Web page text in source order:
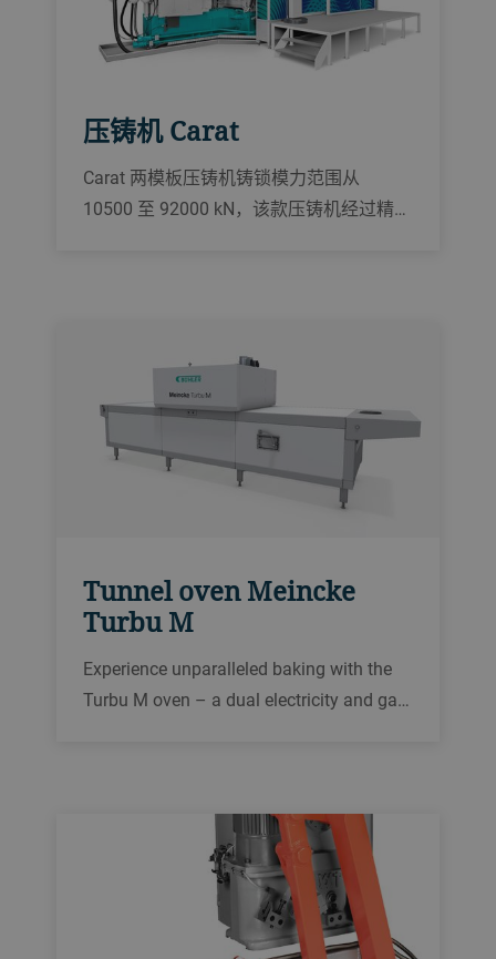
压铸机 Carat
Carat 两模板压铸机铸锁模力范围从
10500 至 92000 kN，该款压铸机经过精心
Tunnel oven Meincke
Turbu M
Experience unparalleled baking with the
Turbu M oven – a dual electricity and gas
the transition to Co2-neutral baking.